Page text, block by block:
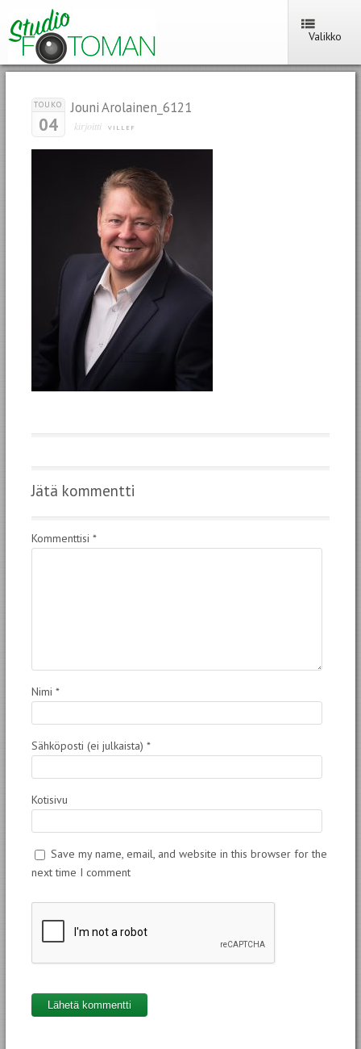
Valikko
TOUKO
04
Jouni Arolainen_6121
kirjoitti VILLEF
Jätä kommentti
Kommenttisi *
Nimi *
Sähköposti (ei julkaista) *
Kotisivu
Save my name, email, and website in this browser for the
next time I comment